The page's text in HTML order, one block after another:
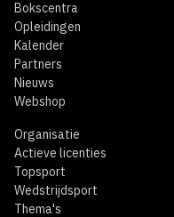
Bokscentra
Opleidingen
Kalender
Partners
Nieuws
Webshop
Organisatie
Actieve licenties
Topsport
Wedstrijdsport
Thema's